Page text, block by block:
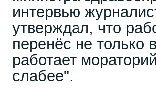
интервью
утверждал, что
перенёс не только
работает
слабее".